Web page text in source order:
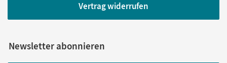
Vertrag widerrufen
Newsletter abonnieren